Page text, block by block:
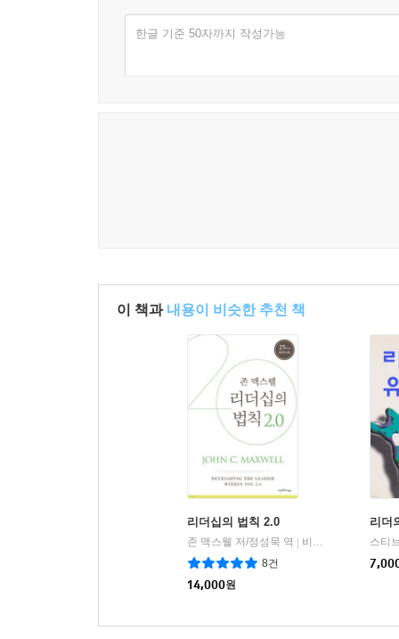
한글 기준 50자까지 작성가능
이 책과 내용이 비슷한 추천 책
리더십의 법칙 2.0
존 맥스웰 저/정성묵 역 | 비전과리더십
8건
14,000원
리더
스티